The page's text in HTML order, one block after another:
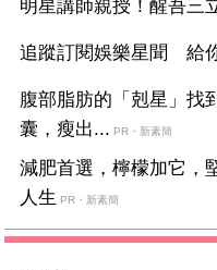
明星講師親授！醒吾三
追蹤訂閱娛樂星聞 給
腹部脂肪的「剋星」找
囊，瘦出... PR・新素簡
減肥首選，檸檬加它，
人生 PR・新素簡